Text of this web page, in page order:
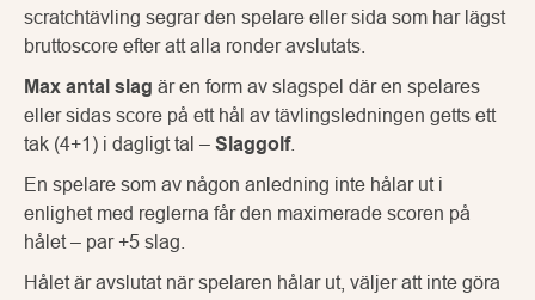
scratchtävling segrar den spelare eller sida som har lägst
bruttoscore efter att alla ronder avslutats.
Max antal slag är en form av slagspel där en spelares
eller sidas score på ett hål av tävlingsledningen getts ett
tak (4+1) i dagligt tal – Slaggolf.
En spelare som av någon anledning inte hålar ut i
enlighet med reglerna får den maximerade scoren på
hålet – par +5 slag.
Hålet är avslutat när spelaren hålar ut, väljer att inte göra